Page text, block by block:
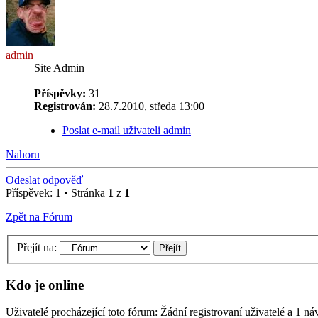
admin
Site Admin
Příspěvky: 31
Registrován: 28.7.2010, středa 13:00
Poslat e-mail uživateli admin
Nahoru
Odeslat odpověď
Příspěvek: 1 • Stránka 1 z 1
Zpět na Fórum
Přejít na:
Kdo je online
Uživatelé procházející toto fórum: Žádní registrovaní uživatelé a 1